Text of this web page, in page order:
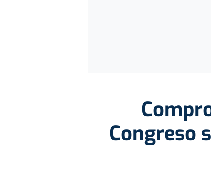
Congreso